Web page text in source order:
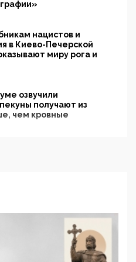
нацистов и
в Киево-Печерской
миру рога и
озвучили
получают из
чем кровные
в России, но
определять